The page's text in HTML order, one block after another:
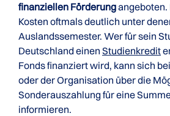
finanziellen Förderungangeboten.
Kosten oftmals deutlich unter
Auslandssemester. Wer für sein
Deutschland einen Studienkredit
Fonds finanziert wird, kann sich
oder der Organisation über die
Sonderauszahlung für eine
informieren.